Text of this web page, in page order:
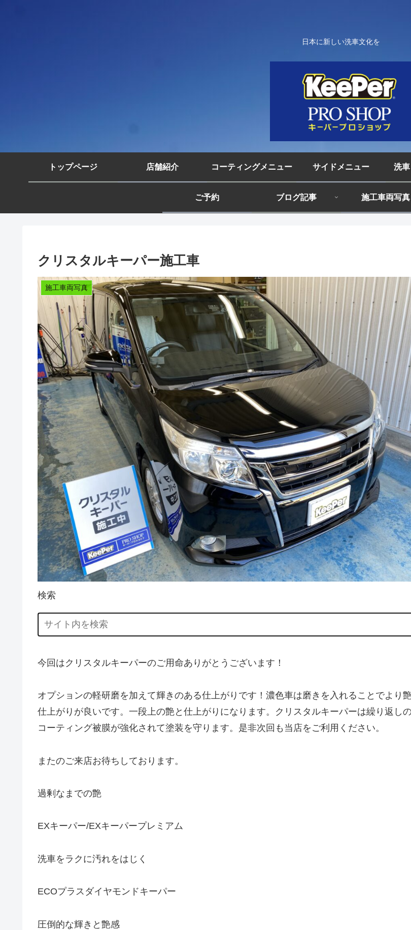
日本に新しい洗車文化を
トップページ 店舗紹介 コーティングメニュー サイドメニュー 洗
ご予約 ブログ記事 施工車両写真
クリスタルキーパー施工車
施工車両写真
検索
今回はクリスタルキーパーのご用命ありがとうございます！
オプションの軽研磨を加えて輝きのある仕上がりです！濃色車は磨きを入れることでより
仕上がりが良いです。一段上の艶と仕上がりになります。クリスタルキーパーは繰り返し
コーティング被膜が強化されて塗装を守ります。是非次回も当店をご利用ください。
またのご来店お待ちしております。
過剰なまでの艶
EXキーパー/EXキーパープレミアム
洗車をラクに汚れをはじく
ECOプラスダイヤモンドキーパー
圧倒的な輝きと艶感